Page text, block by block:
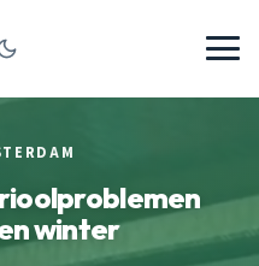
winter